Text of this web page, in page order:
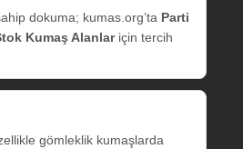
dokuma; kumas.org’ta Parti
Kumaş Alanlariçin tercih
gömleklik kumaşlarda